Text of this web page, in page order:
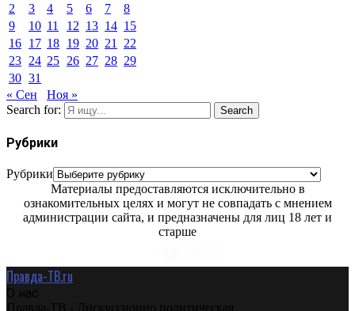
2
3 4 5 6 7
8
9
10 11 12 13 14 15
16 17 18 19 20 21
22
23 24 25 26 27 28 29
30 31
« Сен
Ноя »
Search for:
Search
Рубрики
Рубрики
Материалы предоставляются исключительно в
ознакомительных целях и могут не совпадать с мнением
администрации сайта, и предназначены для лиц 18 лет и
старше
Правда-ТВ.ru
О нас
Правда-ТВ - Дискуссионно политическая